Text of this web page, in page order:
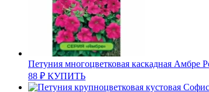
Петуния многоцветковая каскадная Амбре
88 ₽ КУПИТЬ